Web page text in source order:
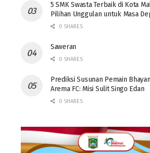
5 SMK Swasta Terbaik di Kota
Pilihan Unggulan untuk Masa
0 SHARES
Saweran
0 SHARES
Prediksi Susunan Pemain
Arema FC: Misi Sulit Singo Edan
0 SHARES